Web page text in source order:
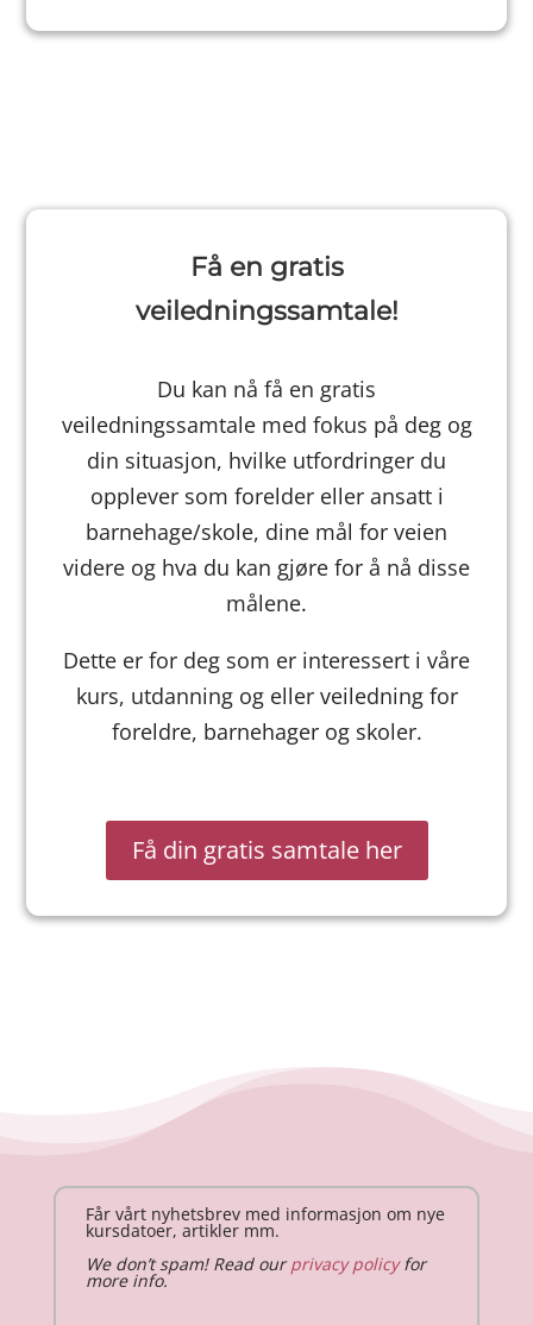
Få en gratis
veiledningssamtale!
Du kan nå få en gratis
veiledningssamtale med fokus på deg og
din situasjon, hvilke utfordringer du
opplever som forelder eller ansatt i
barnehage/skole, dine mål for veien
videre og hva du kan gjøre for å nå disse
målene.
Dette er for deg som er interessert i våre
kurs, utdanning og eller veiledning for
foreldre, barnehager og skoler.
Få din gratis samtale her
Får vårt nyhetsbrev med informasjon om nye
kursdatoer, artikler mm.
We don’t spam! Read ourprivacy policyfor
more info.